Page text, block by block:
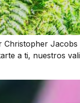
Christopher Jacobs
a ti, nuestros